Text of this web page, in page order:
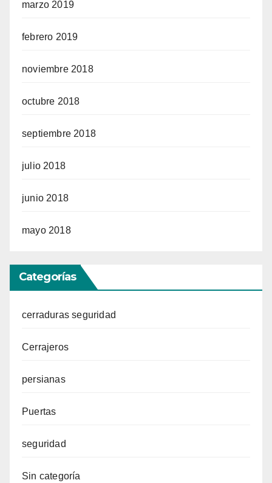
marzo 2019
febrero 2019
noviembre 2018
octubre 2018
septiembre 2018
julio 2018
junio 2018
mayo 2018
Categorías
cerraduras seguridad
Cerrajeros
persianas
Puertas
seguridad
Sin categoría